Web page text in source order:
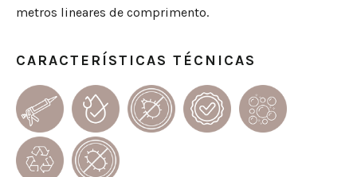
metros lineares de comprimento.
CARACTERÍSTICAS TÉCNICAS